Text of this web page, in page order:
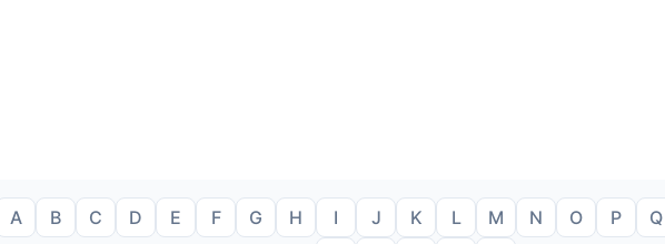
A B C D E F G H I J K L M N O P Q